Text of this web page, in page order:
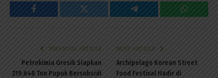
Facebook Twitter Telegram
PREVIOUS ARTICLE
Petrokimia Gresik Siapkan
219.648 Ton Pupuk Bersubsidi
NEXT ARTICLE
Archipelago Korean Street
Food Festival Hadir di